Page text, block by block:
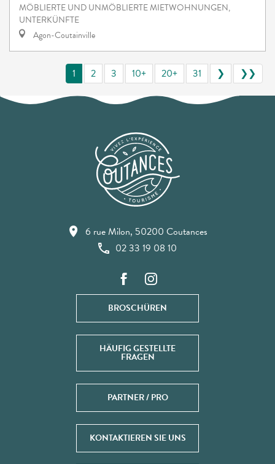
MÖBLIERTE UND UNMÖBLIERTE MIETWOHNUNGEN,
UNTERKÜNFTE
Agon-Coutainville
1 2 3 10+ 20+ 31 ❯ ❯❯
6 rue Milon, 50200 Coutances
02 33 19 08 10
BROSCHÜREN
HÄUFIG GESTELLTE
FRAGEN
PARTNER / PRO
KONTAKTIEREN SIE UNS